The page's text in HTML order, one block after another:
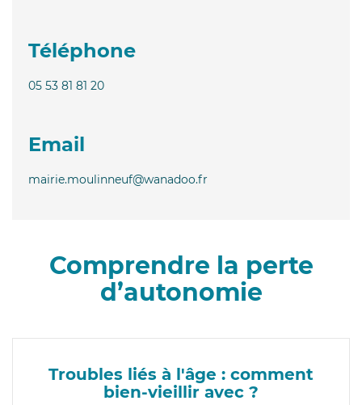
Téléphone
05 53 81 81 20
Email
mairie.moulinneuf@wanadoo.fr
Comprendre la perte
d’autonomie
Troubles liés à l'âge : comment
bien-vieillir avec ?